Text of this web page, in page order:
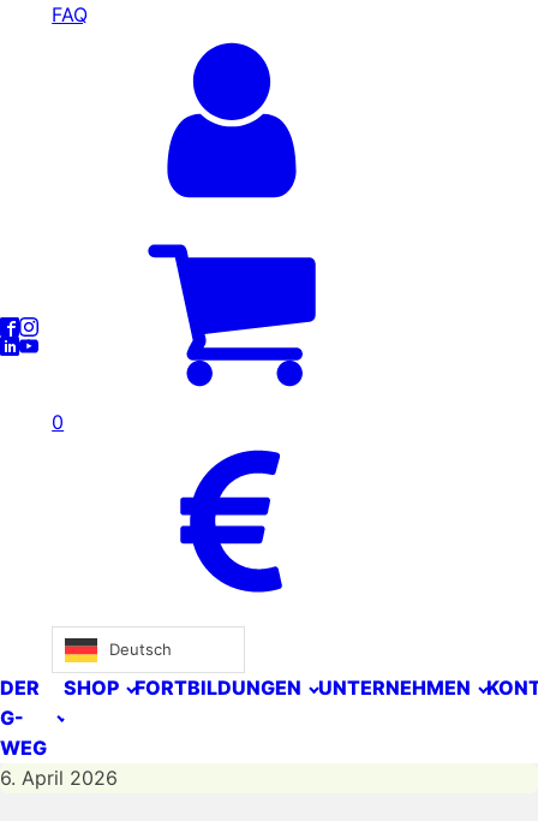
FAQ
0
Deutsch
DER
G-
WEG
SHOP FORTBILDUNGEN UNTERNEHMEN
6. April 2026